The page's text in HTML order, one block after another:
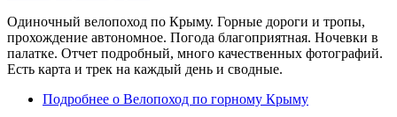
Одиночный велопоход по Крыму. Горные дороги и тропы,
прохождение автономное. Погода благоприятная. Ночевки в
палатке. Отчет подробный, много качественных фотографий.
Есть карта и трек на каждый день и сводные.
Подробнее о Велопоход по горному Крыму